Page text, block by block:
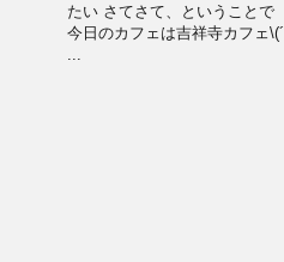
たい さてさて、ということで
今日のカフェは吉祥寺カフェ\(´
...